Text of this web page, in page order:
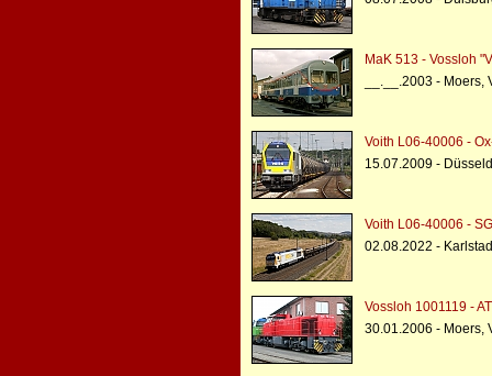
MaK 513 - Vossloh
__.__.2003 -
Voith L06-40006 -
15.07.2009 -
Voith L06-40006 -
02.08.2022 -
Vossloh 1001119 -
30.01.2006 - Moers,